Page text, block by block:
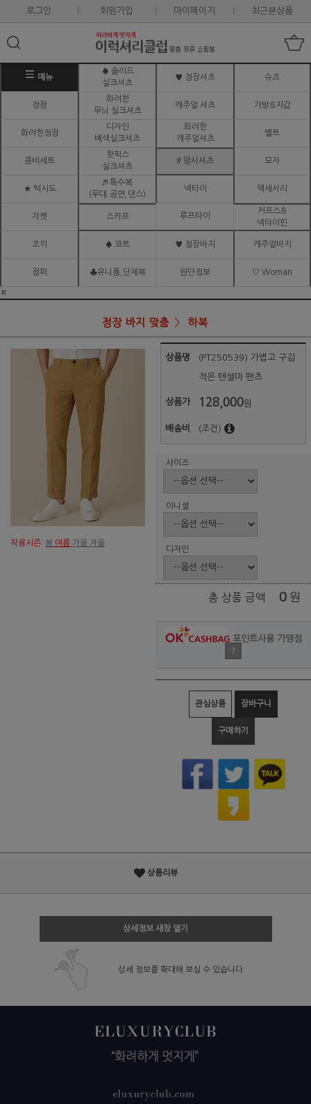
로그인 회원가입 마이페이지 최근본상품
메뉴
♠ 솔리드
실크셔츠
♥ 정장셔츠 슈즈
정장
화려한
무늬 실크셔츠
캐주얼 셔츠 가방&지갑
화려한정장
디자인
배색실크셔츠
화려한
캐주얼셔츠
벨트
콤비세트
핫픽스
실크셔츠
# 망사셔츠 모자
★ 턱시도
♬ 특수복
(무대.공연,댄스)
넥타이 액세서리
자켓 스카프 루프타이
커프스&
넥타이핀
조끼 ♠ 코트 ♥ 정장바지 캐주얼바지
점퍼 ♣유니폼,단체복 원단정보 ♡ Woman
ㅌ
정장 바지 맞춤 하복
착용시즌: 봄 여름 가을 겨울
상품명 (PT250539) 가볍고 구김
적은 텐셀마 팬츠
상품가 128,000원
배송비 (조건)
사이즈
이니셜
디자인
총 상품 금액 0 원
포인트사용 가맹점
?
관심상품 장바구니
구매하기
상품리뷰
상세정보 새창 열기
상세 정보를 확대해 보실 수 있습니다.